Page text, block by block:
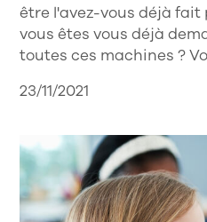
être l'avez-vous déjà fait
vous êtes vous déjà
toutes ces machines ?
23/11/2021